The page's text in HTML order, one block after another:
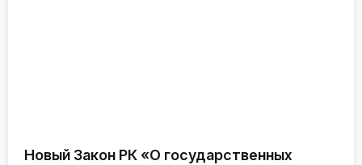
Новый Закон РК «О государственных